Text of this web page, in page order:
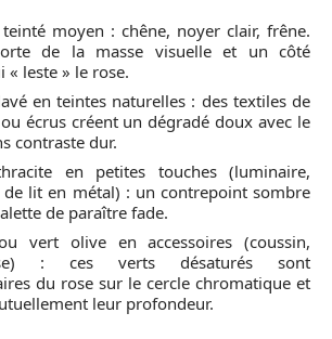
moyen : chêne, noyer clair, frêne.
de la masse visuelle et un côté
leste » le rose.
en teintes naturelles : des textiles de
écrus créent un dégradé doux avec le
contraste dur.
en petites touches (luminaire,
de lit en métal) : un contrepoint sombre
de paraître fade.
vert olive en accessoires (coussin,
: ces verts désaturés sont
du rose sur le cercle chromatique et
leur profondeur.